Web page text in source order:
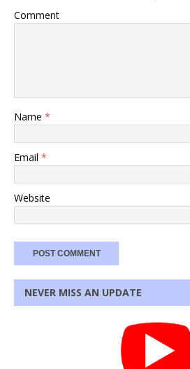
Comment
Name *
Email *
Website
NEVER MISS AN UPDATE